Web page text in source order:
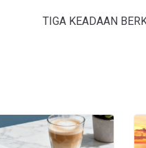
TIGA KEADAAN